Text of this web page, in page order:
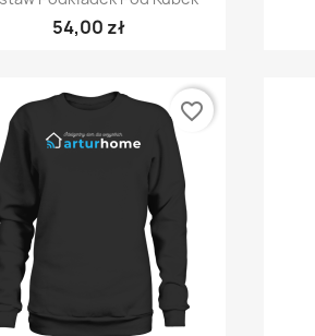
54,00 zł
favorite_border